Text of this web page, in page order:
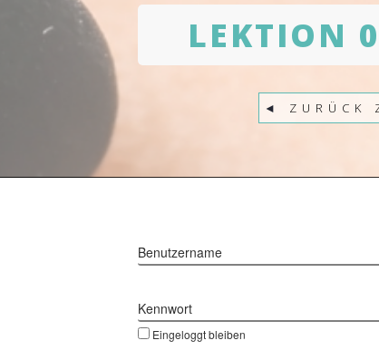
LEKTION
◄ ZURÜCK
Benutzername
Kennwort
Eingeloggt bleiben